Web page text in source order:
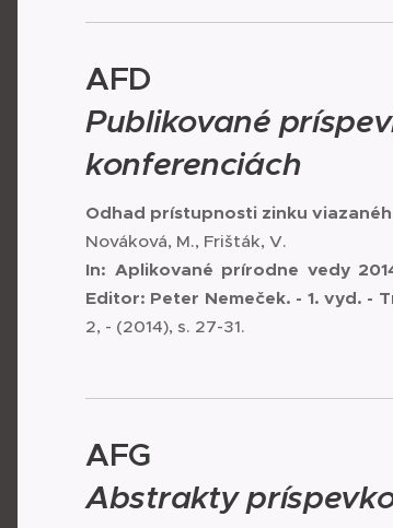
AFD
Publikované
konferenciách
Odhad prístupnosti zinku
Nováková, M., Frišták, V.
In: Aplikované prírodne vedy
Editor: Peter Nemeček. - 1. vyd. -
2, - (2014), s. 27-31.
AFG
Abstrakty